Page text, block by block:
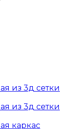
из 3д сетки
из 3д сетки
каркас